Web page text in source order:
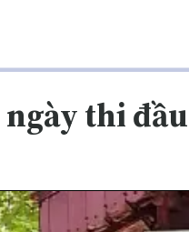
thi